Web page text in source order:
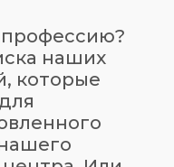
наших
которые